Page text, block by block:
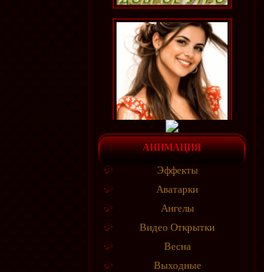
АНИМАЦИЯ
Эффекты
Аватарки
Ангелы
Видео Открытки
Весна
Выходные